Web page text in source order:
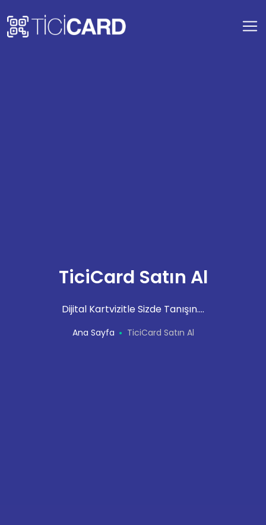
TiciCard Satın Al
Dijital Kartvizitle Sizde Tanışın....
Ana Sayfa TiciCard Satın Al